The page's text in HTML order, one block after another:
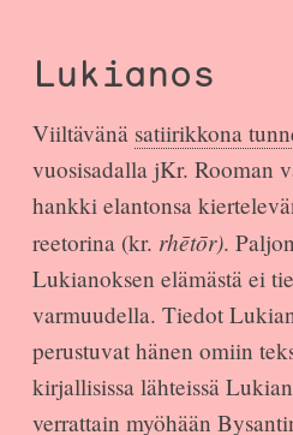
Lukianos
Viiltävänä satiirikkona
vuosisadalla jKr. Rooman
hankki elantonsa
reetorina (kr. rhētōr).
Lukianoksen elämästä ei
varmuudella. Tiedot
perustuvat hänen omiin
kirjallisissa lähteissä
verrattain myöhään